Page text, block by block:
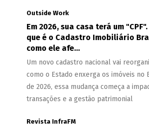
Outside Work
Em 2026, sua casa terá um
que é o Cadastro Imobiliário
como ele afe...
Um novo cadastro nacional vai
como o Estado enxerga os imóveis no
de 2026, essa mudança começa a
transações e a gestão patrimonial
Revista InfraFM